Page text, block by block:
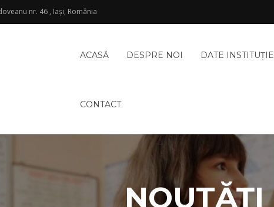
nr. 46 , Iaşi, România
ACASĂ DESPRE NOI DATE INSTITUŢIE
CONTACT
NOUTĂŢI